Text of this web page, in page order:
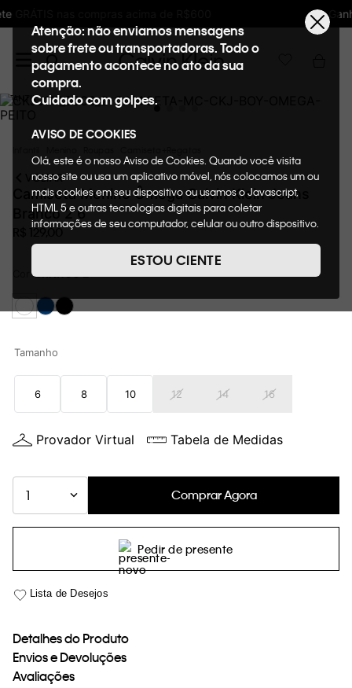
Ganhe 10% de GIFTBACK em todas as compras
Atenção: não enviamos mensagens
sobre frete ou transportadoras. Todo o
pagamento acontece no ato da sua
compra.
Cuidado com golpes.
AVISO DE COOKIES
Olá, este é o nosso Aviso de Cookies. Quando você visita
nosso site ou usa um aplicativo móvel, nós colocamos um ou
mais cookies em seu dispositivo ou usamos o Javascript,
HTML 5 e outras tecnologias digitais para coletar
informações de seu computador, celular ou outro dispositivo.
de cookies, informaremos quais cookies usaremos e quais
suas funções. A forma como processamos os dados
nosso Aviso de Privacidade. Quando você visita nosso site,
consideraremos isso como sua solicitação específica para
entre outros, a capacidade de comprar um item em nossa
Cookies acesse o link.
ESTOU CIENTE
VOLTAR
Camiseta Menino Ômega Calvin Klein Jeans
Branco 2 6
129,00
CorBRANCO 2
Tamanho
6 8 10 12 14 16
Provador Virtual Tabela de Medidas
1 Comprar Agora
Pedir de presente
Detalhes do Produto
Envios e Devoluções
Avaliações